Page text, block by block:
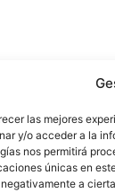
las mejores
y/o acceder a la
nos permitirá
únicas en
a